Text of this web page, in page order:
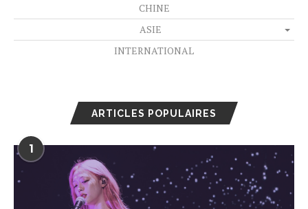
CHINE
ASIE
INTERNATIONAL
ARTICLES POPULAIRES
1